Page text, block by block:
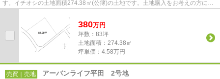
す。イチオシの土地面積274.38㎡(公簿)の土地です。土地購入をお考えの方にイ
380万円
坪数：83坪
土地面積：274.38㎡
坪単価：4.58万円
売買｜売地 アーバンライフ平田 2号地